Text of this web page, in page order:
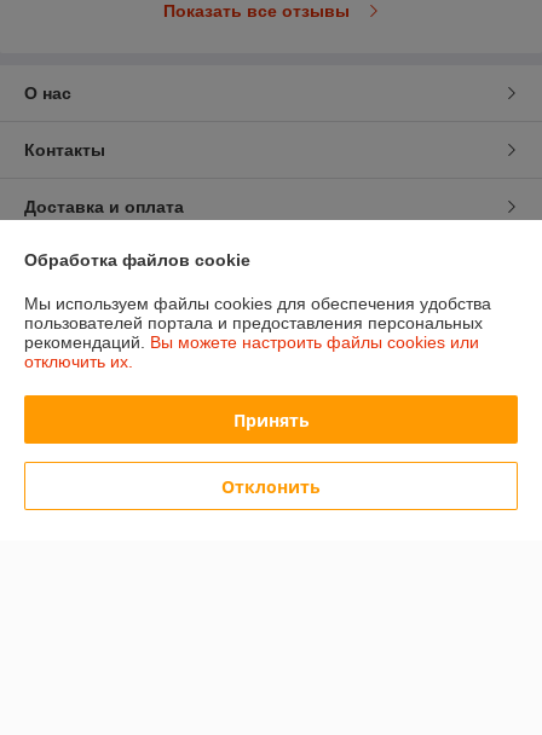
Показать все отзывы
О нас
Контакты
Доставка и оплата
График работы
Полная версия сайта
Сайт создан на платформе Deal.by
Обработка файлов cookie
Мы используем файлы cookies для обеспечения удобства
пользователей портала и предоставления персональных
рекомендаций. Вы можете настроить файлы cookies или
отключить их.
Принять
Отклонить